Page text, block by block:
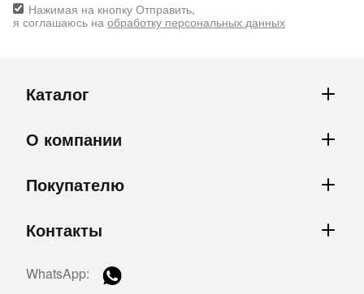
Нажимая на кнопку Отправить,
я соглашаюсь на обработку персональных данных
Каталог
О компании
Покупателю
Контакты
WhatsApp: